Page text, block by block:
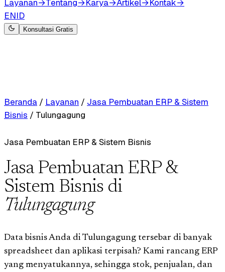
Layanan→Tentang→Karya→Artikel→Kontak→
ENID
Konsultasi Gratis
Beranda / Layanan / Jasa Pembuatan ERP & Sistem
Bisnis / Tulungagung
Jasa Pembuatan ERP & Sistem Bisnis
Jasa Pembuatan ERP &
Sistem Bisnis di
Tulungagung
Data bisnis Anda di Tulungagung tersebar di banyak
spreadsheet dan aplikasi terpisah? Kami rancang ERP
yang menyatukannya, sehingga stok, penjualan, dan